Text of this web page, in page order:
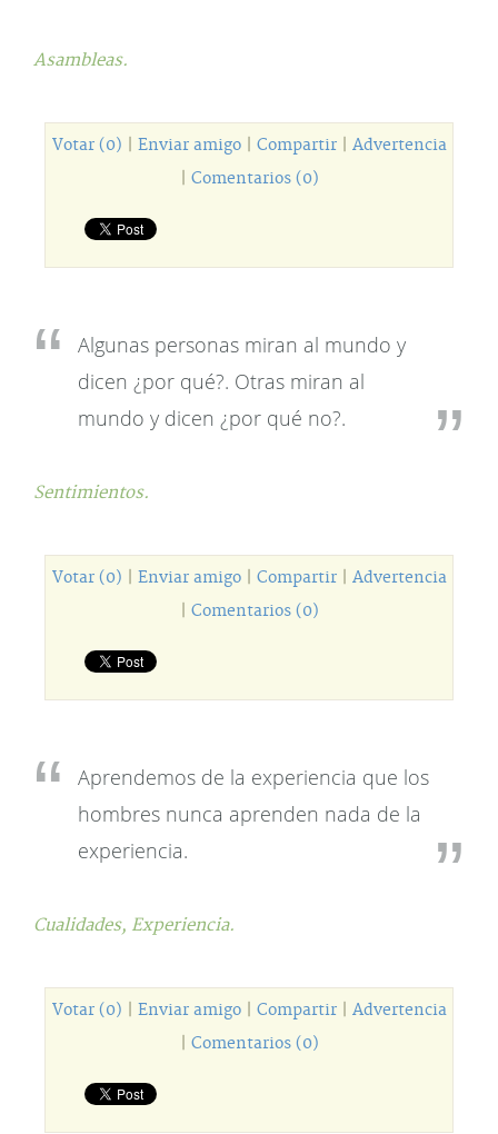
Asambleas.
Votar (0) Enviar amigo| Compartir| Advertencia
Comentarios (0)
Algunas personas miran al mundo y
dicen ¿por qué?. Otras miran al
mundo y dicen ¿por qué no?.
Sentimientos.
Votar (0) Enviar amigo| Compartir| Advertencia
Comentarios (0)
Aprendemos de la experiencia que los
hombres nunca aprenden nada de la
experiencia.
Cualidades, Experiencia.
Votar (0) Enviar amigo| Compartir| Advertencia
Comentarios (0)